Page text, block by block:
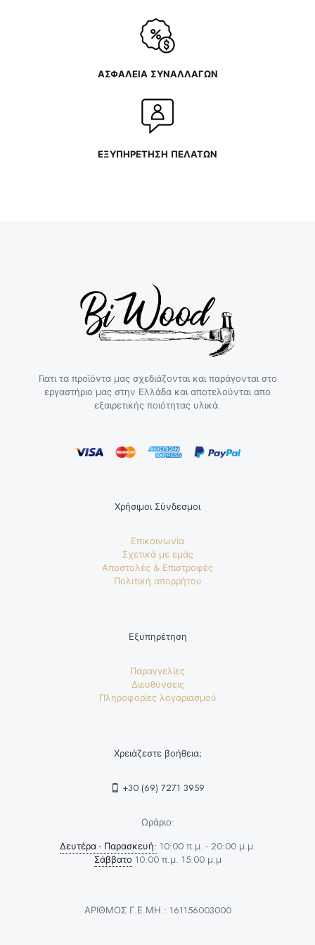
ΑΣΦΑΛΕΙΑ ΣΥΝΑΛΛΑΓΩΝ
ΕΞΥΠΗΡΕΤΗΣΗ ΠΕΛΑΤΩΝ
Γιατι τα προϊόντα μας σχεδιάζονται και παράγονται στο
εργαστήριο μας στην Ελλάδα και αποτελούνται απο
εξαιρετικής ποιότητας υλικά.
Χρήσιμοι Σύνδεσμοι
Επικοινωνία
Σχετικά με εμάς
Αποστολές & Επιστροφές
Πολιτική απορρήτου
Εξυπηρέτηση
Παραγγελίες
Διευθύνσεις
Πληροφορίες λογαριασμού
Χρειάζεστε βοήθεια;
+30 (69) 7271 3959
Ωράριο:
Δευτέρα - Παρασκευή: 10:00 π.μ. - 20:00 μ.μ.
Σάββατο 10:00 π.μ. 15:00 μ.μ
ΑΡΙΘΜΟΣ Γ.Ε.ΜΗ.: 161156003000